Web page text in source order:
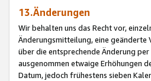
13.Änderungen
Wir behalten uns das Recht vor,
Änderungsmitteilung, eine
über die entsprechende Änderung
ausgenommen etwaige Erhöhungen
Datum, jedoch frühestens sieben